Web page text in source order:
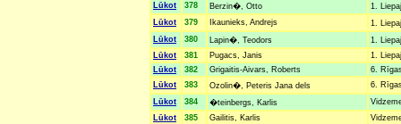
Lūkot
378 Berzin�, Otto
1.
Lūkot
379 Ikaunieks, Andrejs
1.
Lūkot
380 Lapin�, Teodors
1.
Lūkot
381 Pugacs, Janis
1.
Lūkot
382 Grigaitis-Aivars, Roberts
6.
Lūkot
383 Ozolin�, Peteris Jana dels
6.
Lūkot
384 �teinbergs, Karlis
Lūkot
385 Gailitis, Karlis